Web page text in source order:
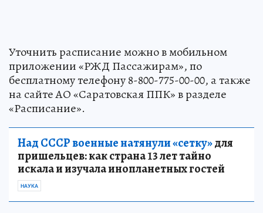
Уточнить расписание можно в мобильном
приложении «РЖД Пассажирам», по
бесплатному телефону 8-800-775-00-00, а также
на сайте АО «Саратовская ППК» в разделе
«Расписание».
Над СССР военные натянули «сетку»для
пришельцев: как страна 13 лет тайно
искала и изучала инопланетных гостей
НАУКА